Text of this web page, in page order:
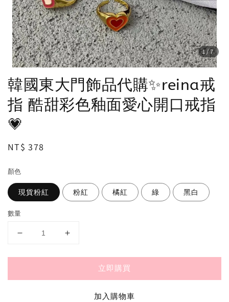
1/7
韓國東大門飾品代購✨reina戒
指 酷甜彩色釉面愛心開口戒指
💗
Regular
NT$ 378
顏色
現貨粉紅 粉紅 橘紅 綠 黑白
數量
立即購買
加入購物車